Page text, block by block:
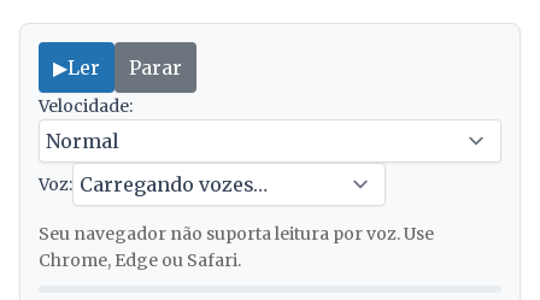
▶Ler Parar
Velocidade:
Voz:
Seu navegador não suporta leitura por voz. Use
Chrome, Edge ou Safari.